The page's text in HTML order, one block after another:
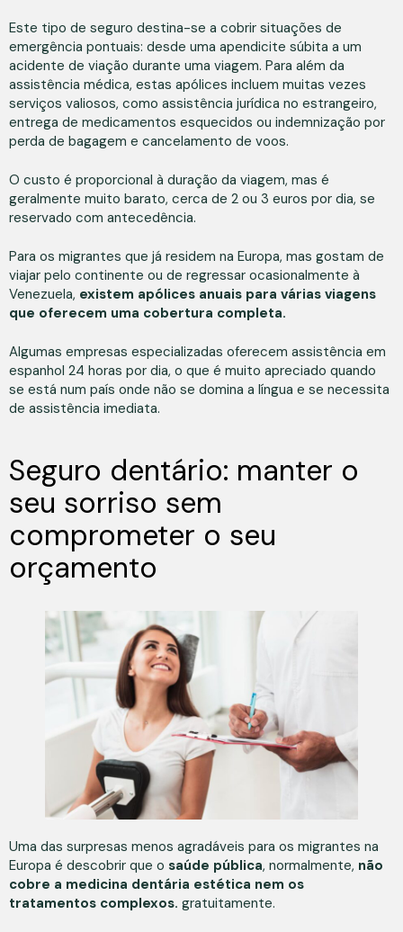
Este tipo de seguro destina-se a cobrir situações de
emergência pontuais: desde uma apendicite súbita a um
acidente de viação durante uma viagem. Para além da
assistência médica, estas apólices incluem muitas vezes
serviços valiosos, como assistência jurídica no estrangeiro,
entrega de medicamentos esquecidos ou indemnização por
perda de bagagem e cancelamento de voos.
O custo é proporcional à duração da viagem, mas é
geralmente muito barato, cerca de 2 ou 3 euros por dia, se
reservado com antecedência.
Para os migrantes que já residem na Europa, mas gostam de
viajar pelo continente ou de regressar ocasionalmente à
Venezuela, existem apólices anuais para várias viagens
que oferecem uma cobertura completa.
Algumas empresas especializadas oferecem assistência em
espanhol 24 horas por dia, o que é muito apreciado quando
se está num país onde não se domina a língua e se necessita
de assistência imediata.
Seguro dentário: manter o
seu sorriso sem
comprometer o seu
orçamento
Uma das surpresas menos agradáveis para os migrantes na
Europa é descobrir que o saúde pública, normalmente, não
cobre a medicina dentária estética nem os
tratamentos complexos. gratuitamente.